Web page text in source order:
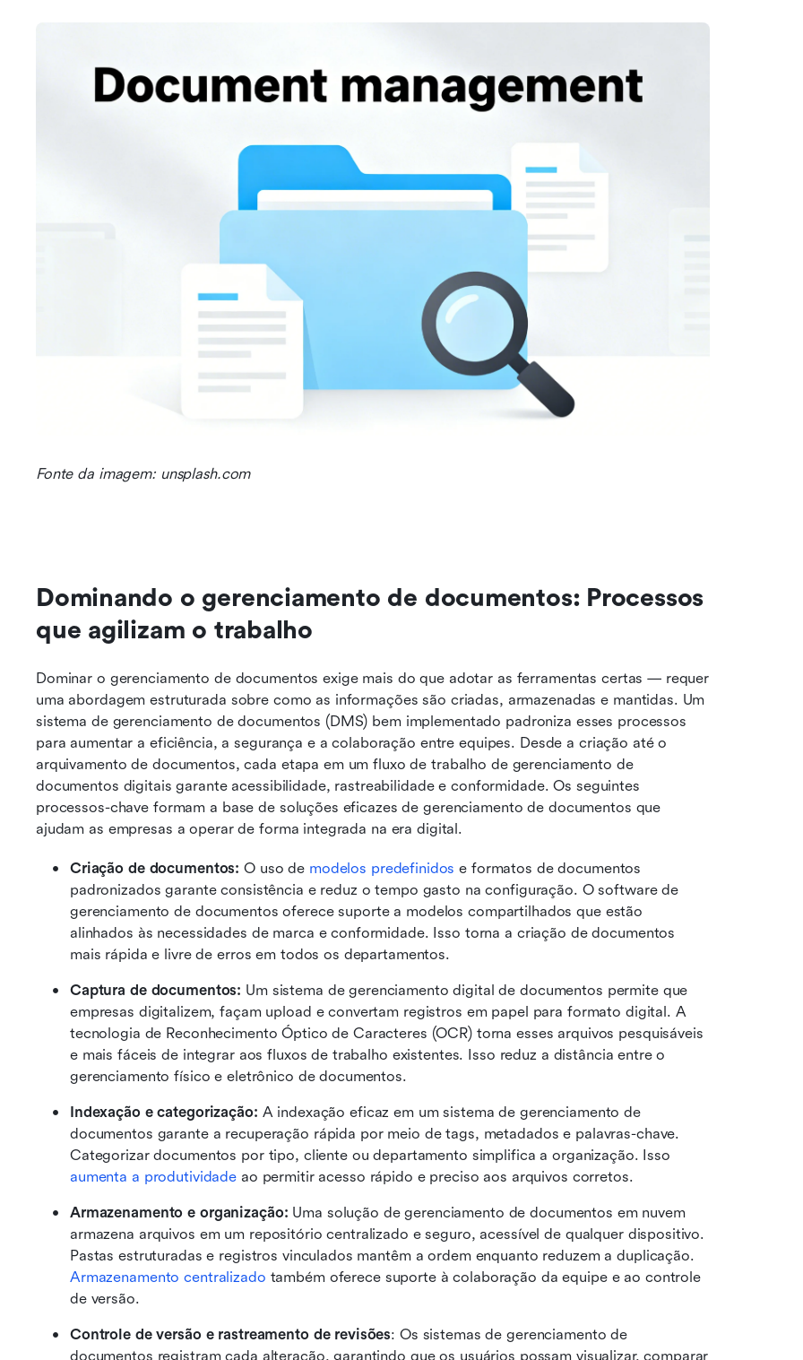
Fonte da imagem: unsplash.com
Dominando o gerenciamento de documentos: Processos
que agilizam o trabalho
Dominar o gerenciamento de documentos exige mais do que adotar as ferramentas certas — requer
uma abordagem estruturada sobre como as informações são criadas, armazenadas e mantidas. Um
sistema de gerenciamento de documentos (DMS) bem implementado padroniza esses processos
para aumentar a eficiência, a segurança e a colaboração entre equipes. Desde a criação até o
arquivamento de documentos, cada etapa em um fluxo de trabalho de gerenciamento de
documentos digitais garante acessibilidade, rastreabilidade e conformidade. Os seguintes
processos-chave formam a base de soluções eficazes de gerenciamento de documentos que
ajudam as empresas a operar de forma integrada na era digital.
Criação de documentos: O uso de modelos predefinidos e formatos de documentos
padronizados garante consistência e reduz o tempo gasto na configuração. O software de
gerenciamento de documentos oferece suporte a modelos compartilhados que estão
alinhados às necessidades de marca e conformidade. Isso torna a criação de documentos
mais rápida e livre de erros em todos os departamentos.
Captura de documentos: Um sistema de gerenciamento digital de documentos permite que
empresas digitalizem, façam upload e convertam registros em papel para formato digital. A
tecnologia de Reconhecimento Óptico de Caracteres (OCR) torna esses arquivos pesquisáveis
e mais fáceis de integrar aos fluxos de trabalho existentes. Isso reduz a distância entre o
gerenciamento físico e eletrônico de documentos.
Indexação e categorização: A indexação eficaz em um sistema de gerenciamento de
documentos garante a recuperação rápida por meio de tags, metadados e palavras-chave.
aumenta a produtividade ao permitir acesso rápido e preciso aos arquivos corretos.
Armazenamento e organização: Uma solução de gerenciamento de documentos em nuvem
armazena arquivos em um repositório centralizado e seguro, acessível de qualquer dispositivo.
Armazenamento centralizado também oferece suporte à colaboração da equipe e ao controle
de versão.
Controle de versão e rastreamento de revisões: Os sistemas de gerenciamento de
documentos registram cada alteração, garantindo que os usuários possam visualizar, comparar